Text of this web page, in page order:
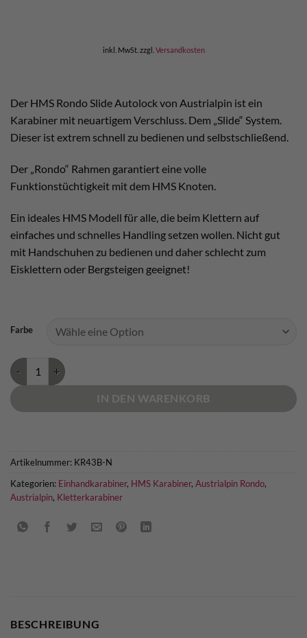
inkl. MwSt. zzgl. Versandkosten
Der HMS Rondo Slide Autolock von Austrialpin ist ein
Karabiner mit neuartigem Verschluss. Dem „Slide“ System.
Dieser ist extrem schnell zu bedienen und selbstschließend.
Der „Rondo“ Rahmen garantiert eine volle
Funktionstüchtigkeit mit dem HMS Knoten.
Ein ideales HMS Modell für alle, die beim Klettern auf
einfaches und schnelles Handling setzen wollen. Nicht gut
mit Handschuhen zu bedienen und daher schlecht zum
Eisklettern oder Bergsteigen geeignet!
Farbe
HMS Rondo Slide Autolock Menge
IN DEN WARENKORB
Artikelnummer: KR43B-N
Kategorien: Einhandkarabiner, HMS Karabiner, Austrialpin Rondo,
Austrialpin, Kletterkarabiner
BESCHREIBUNG